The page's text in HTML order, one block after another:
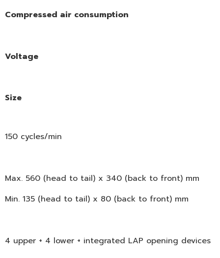
Compressed air consumption
Voltage
Size
150 cycles/min
Max. 560 (head to tail) x 340 (back to front) mm
Min. 135 (head to tail) x 80 (back to front) mm
4 upper + 4 lower + integrated LAP opening devices